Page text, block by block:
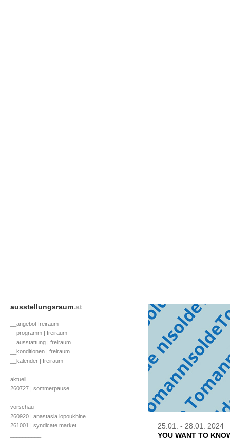
ausstellungsraum.at
__angebot freiraum
__programm | freiraum
__ausstattung | freiraum
__konditionen | freiraum
__kalender | freiraum
aktuell
260727 | sommerpause
vorschau
260920 | anastasia lopoukhine
261001 | syndicate market
25.01. - 28.01. 2024
YOU WANT TO